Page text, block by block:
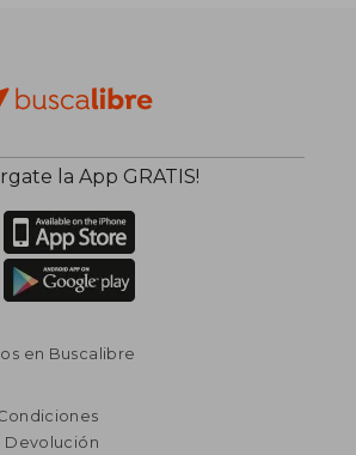
la App GRATIS!
en Buscalibre
Devolución